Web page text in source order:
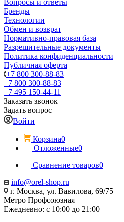
Вопросы и ответы
Бренды
Технологии
Обмен и возврат
Нормативно-правовая база
Разрешительные документы
Политика конфиденциальности
Публичная оферта
+7 800 300-88-83
+7 800 300-88-83
+7 495 150-44-11
Заказать звонок
Задать вопрос
Войти
Корзина0
Отложенные0
Сравнение товаров0
info@orel-shop.ru
г. Москва, ул. Вавилова, 69/75
Метро Профсоюзная
Ежедневно: с 10:00 до 21:00